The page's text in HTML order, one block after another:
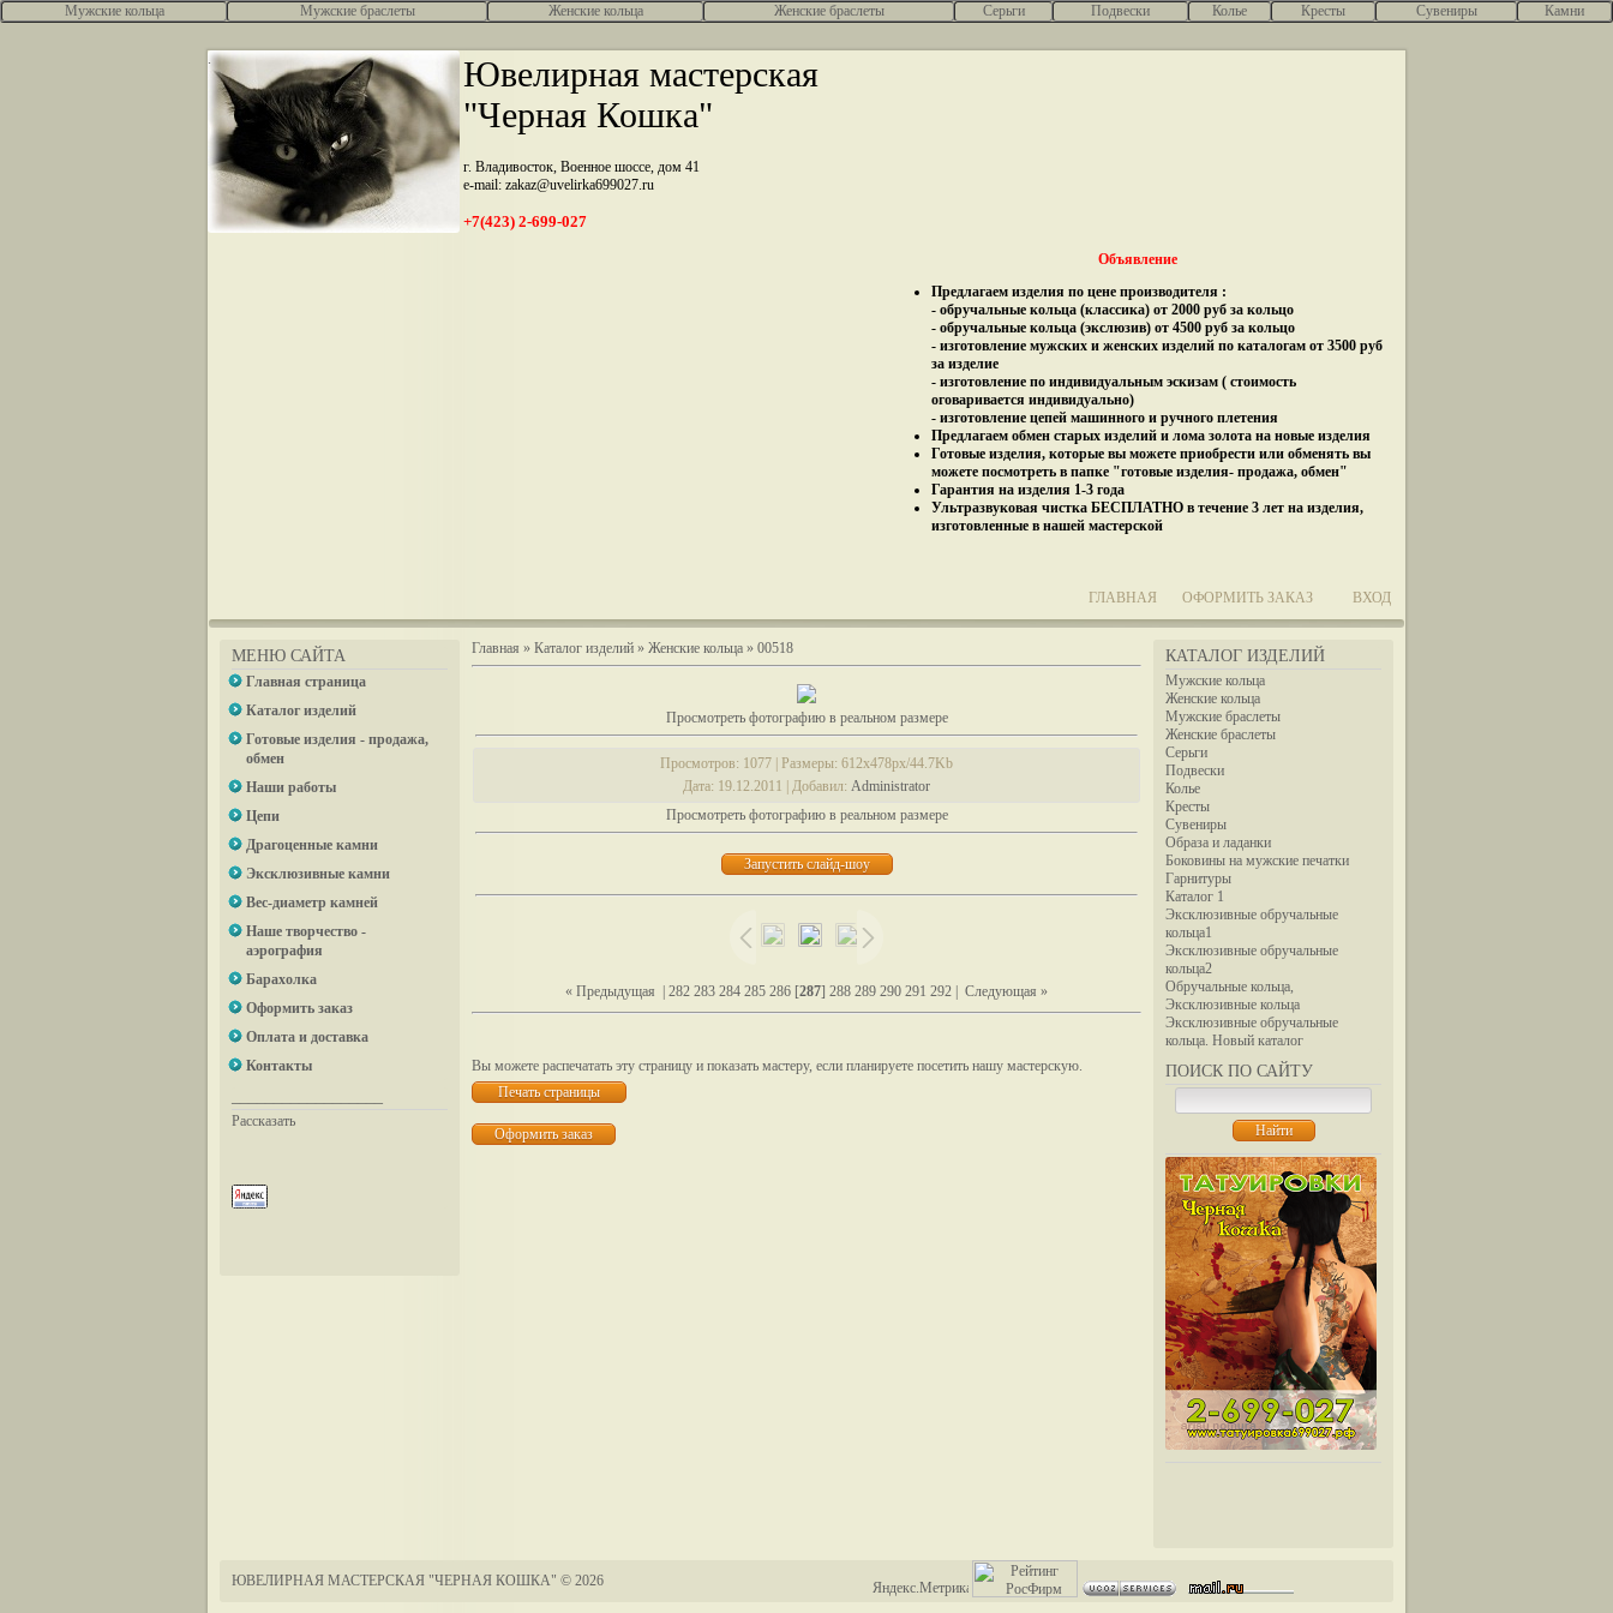
Мужские кольца Мужские браслеты Женcкие кольца Женские браслеты Серьги Подвески Колье Кресты Сувениры Камни
.
Ювелирная мастерская
"Черная Кошка"
г. Владивосток, Военное шоссе, дом 41
e-mail: zakaz@uvelirka699027.ru
+7(423) 2-699-027
Объявление
Предлагаем изделия по цене производителя :
- обручальные кольца (классика) от 2000 руб за кольцо
- обручальные кольца (экслюзив) от 4500 руб за кольцо
- изготовление мужских и женских изделий по каталогам от 3500 руб
за изделие
- изготовление по индивидуальным эскизам ( стоимость
оговаривается индивидуально)
- изготовление цепей машинного и ручного плетения
Предлагаем обмен старых изделий и лома золота на новые изделия
Готовые изделия, которые вы можете приобрести или обменять вы
можете посмотреть в папке "готовые изделия- продажа, обмен"
Гарантия на изделия 1-3 года
Ультразвуковая чистка БЕСПЛАТНО в течение 3 лет на изделия,
изготовленные в нашей мастерской
ГЛАВНАЯ ОФОРМИТЬ ЗАКАЗ ВХОД
МЕНЮ САЙТА
Главная страница
Каталог изделий
Готовые изделия - продажа,
обмен
Наши работы
Цепи
Драгоценные камни
Эксклюзивные камни
Вес-диаметр камней
Наше творчество -
аэрография
Барахолка
Оформить заказ
Оплата и доставка
Контакты
Рассказать
КАТАЛОГ ИЗДЕЛИЙ
Мужские кольца
Женские кольца
Мужские браслеты
Женские браслеты
Серьги
Подвески
Колье
Кресты
Сувениры
Образа и ладанки
Боковины на мужские печатки
Гарнитуры
Каталог 1
Эксклюзивные обручальные
кольца1
Эксклюзивные обручальные
кольца2
Обручальные кольца,
Эксклюзивные кольца
Эксклюзивные обручальные
кольца. Новый каталог
ПОИСК ПО САЙТУ
Главная » Каталог изделий » Женские кольца » 00518
Просмотреть фотографию в реальном размере
Просмотров: 1077 | Размеры: 612x478px/44.7Kb
Дата: 19.12.2011 | Добавил: Administrator
Просмотреть фотографию в реальном размере
« Предыдущая 282 283 284 285 286 [287] 288 289 290 291 292 Следующая »
Вы можете распечатать эту страницу и показать мастеру, если планируете посетить нашу мастерскую.
ЮВЕЛИРНАЯ МАСТЕРСКАЯ "ЧЕРНАЯ КОШКА" © 2026